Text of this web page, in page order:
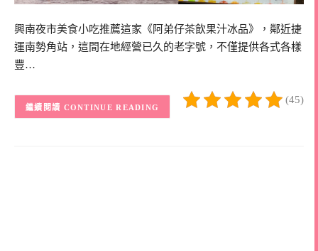
興南夜市美食小吃推薦這家《阿弟仔茶飲果汁冰品》，鄰近捷
運南勢角站，這間在地經營已久的老字號，不僅提供各式各樣
豐…
(45)
CONTINUE READING